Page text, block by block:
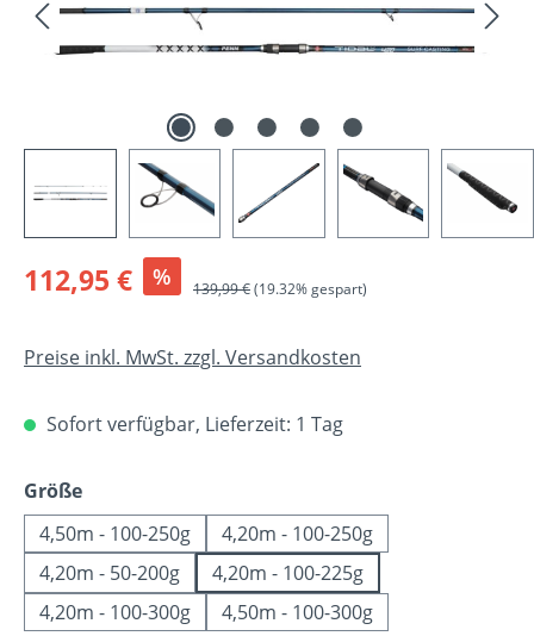
Verkaufspreis:
112,95 € % Regulärer Preis:
139,99 €(19.32% gespart)
Preise inkl. MwSt. zzgl. Versandkosten
Sofort verfügbar, Lieferzeit: 1 Tag
Größeauswählen
4,50m - 100-250g
4,20m - 100-250g
4,20m - 50-200g
4,20m - 100-225g
4,20m - 100-300g
4,50m - 100-300g